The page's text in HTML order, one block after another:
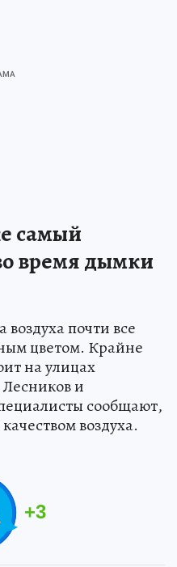
самый
время дымки
почти все
цветом. Крайне
на улицах
и
сообщают,
воздуха.
+3